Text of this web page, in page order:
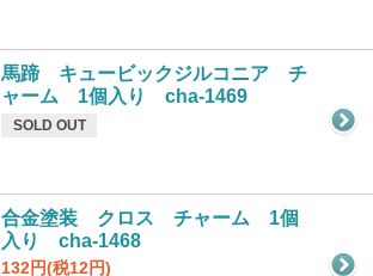
馬蹄 キュービックジルコニア チ
ャーム 1個入り cha-1469
SOLD OUT
合金塗装 クロス チャーム 1個
入り cha-1468
132円(税12円)